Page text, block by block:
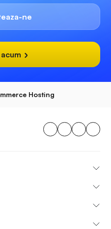
ne
Hosting